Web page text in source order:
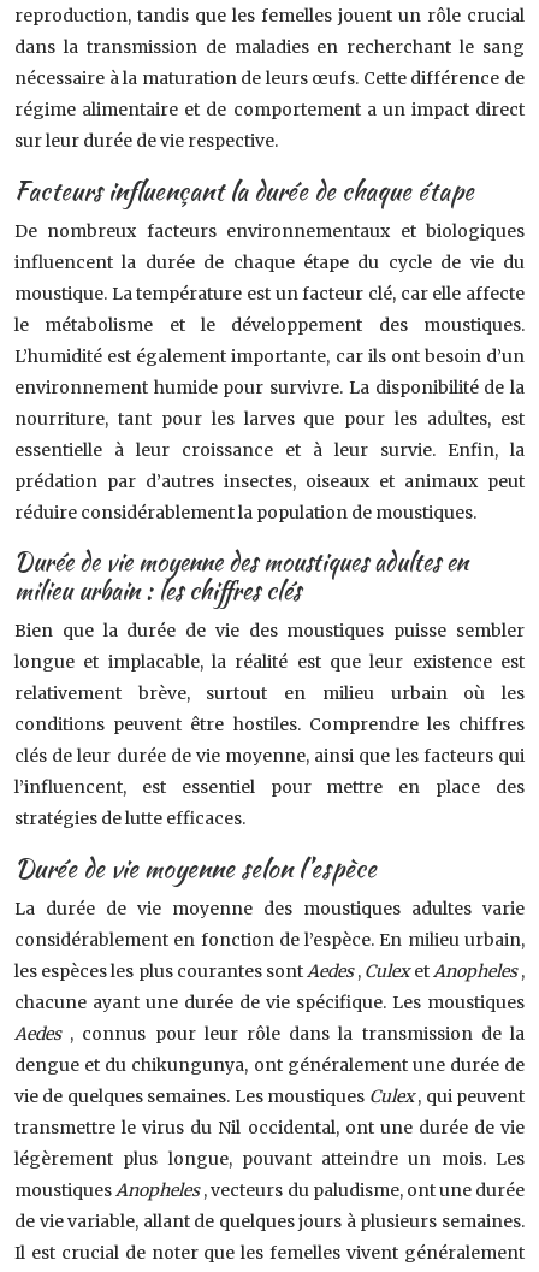
reproduction, tandis que les femelles jouent un rôle crucial
dans la transmission de maladies en recherchant le sang
nécessaire à la maturation de leurs œufs. Cette différence de
régime alimentaire et de comportement a un impact direct
sur leur durée de vie respective.
Facteurs influençant la durée de chaque étape
De nombreux facteurs environnementaux et biologiques
influencent la durée de chaque étape du cycle de vie du
moustique. La température est un facteur clé, car elle affecte
le métabolisme et le développement des moustiques.
L’humidité est également importante, car ils ont besoin d’un
environnement humide pour survivre. La disponibilité de la
nourriture, tant pour les larves que pour les adultes, est
essentielle à leur croissance et à leur survie. Enfin, la
prédation par d’autres insectes, oiseaux et animaux peut
réduire considérablement la population de moustiques.
Durée de vie moyenne des moustiques adultes en
milieu urbain : les chiffres clés
Bien que la durée de vie des moustiques puisse sembler
longue et implacable, la réalité est que leur existence est
relativement brève, surtout en milieu urbain où les
conditions peuvent être hostiles. Comprendre les chiffres
clés de leur durée de vie moyenne, ainsi que les facteurs qui
l’influencent, est essentiel pour mettre en place des
stratégies de lutte efficaces.
Durée de vie moyenne selon l’espèce
La durée de vie moyenne des moustiques adultes varie
considérablement en fonction de l’espèce. En milieu urbain,
les espèces les plus courantes sontAedes, CulexetAnopheles,
chacune ayant une durée de vie spécifique. Les moustiques
Aedes , connus pour leur rôle dans la transmission de la
dengue et du chikungunya, ont généralement une durée de
vie de quelques semaines. Les moustiques Culex, qui peuvent
transmettre le virus du Nil occidental, ont une durée de vie
légèrement plus longue, pouvant atteindre un mois. Les
moustiquesAnopheles, vecteurs du paludisme, ont une durée
de vie variable, allant de quelques jours à plusieurs semaines.
Il est crucial de noter que les femelles vivent généralement